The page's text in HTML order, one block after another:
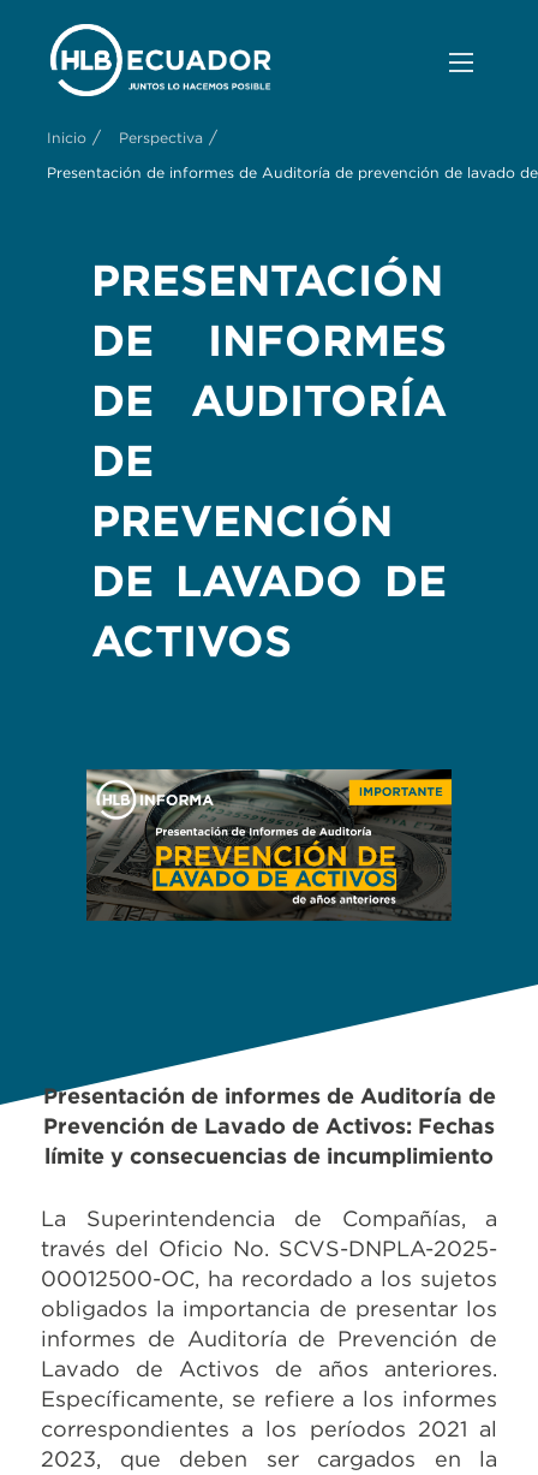
Inicio / Perspectiva /
Presentación de informes de Auditoría de prevención de lavado
PRESENTACIÓN
DE INFORMES
DE AUDITORÍA
DE
PREVENCIÓN
DE LAVADO DE
ACTIVOS
Presentación de informes de Auditoría de
Prevención de Lavado de Activos: Fechas
límite y consecuencias de incumplimiento
La Superintendencia de Compañías, a
través del Oficio No. SCVS-DNPLA-2025-
00012500-OC, ha recordado a los sujetos
obligados la importancia de presentar los
informes de Auditoría de Prevención de
Lavado de Activos de años anteriores.
Específicamente, se refiere a los informes
correspondientes a los períodos 2021 al
2023, que deben ser cargados en la